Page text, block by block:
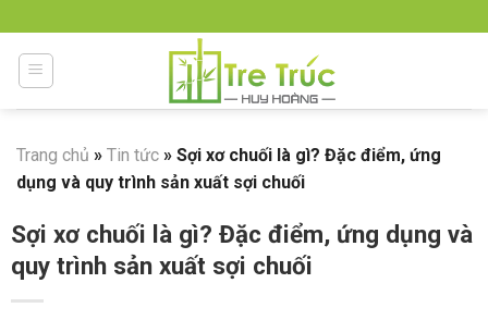
to
content
Trang chủ » Tin tức » Sợi xơ chuối là gì? Đặc điểm, ứng
dụng và quy trình sản xuất sợi chuối
Sợi xơ chuối là gì? Đặc điểm, ứng dụng và
quy trình sản xuất sợi chuối